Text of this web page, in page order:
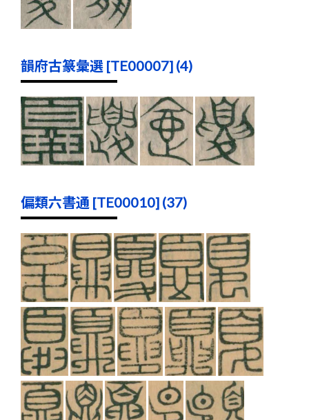
韻府古篆彙選 [TE00007] (4)
偏類六書通 [TE00010] (37)